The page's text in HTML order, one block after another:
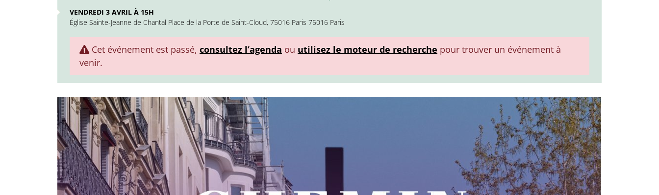
VENDREDI 3 AVRIL À 15H
Église Sainte-Jeanne de Chantal Place de la Porte de Saint-Cloud, 75016 Paris 75016 Paris
Cet événement est passé, consultez l’agenda ou utilisez le moteur de recherche pour trouver un événement à
venir.